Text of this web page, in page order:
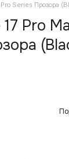
Series Прозора
Pro